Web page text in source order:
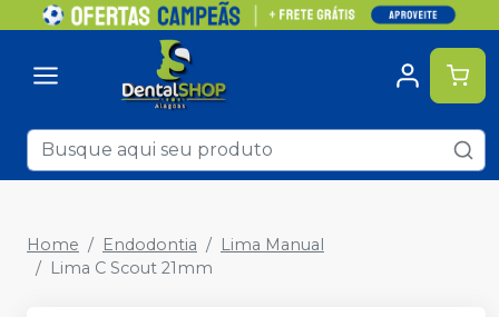
Home Endodontia
Lima Manual
Lima C Scout 21mm